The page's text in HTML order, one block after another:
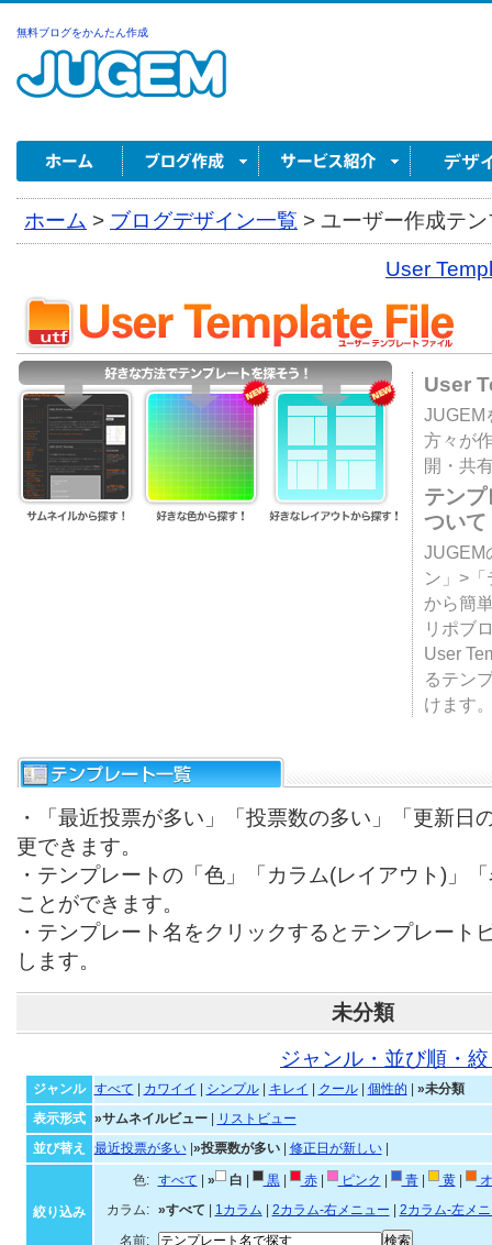
無料ブログをかんたん作成
ホーム > ブログデザイン一覧 > ユーザー作成テ
User
User
JUGEM
方々が
開・共
テン
ついて
JUGEM
ン」>
から簡
リポブ
User
るテン
けます
・「最近投票が多い」「投票数の多い」「更新日
更できます。
・テンプレートの「色」「カラム(レイアウト)」
ことができます。
・テンプレート名をクリックするとテンプレート
します。
未分類
ジャンル・並び順・
ジャンル すべて カワイイ シンプル| キレイ クール| 個性的
»未分類
表示形式
»サムネイルビュー|
リストビュー
並び替え
最近投票が多い| »投票数が多い| 修正日が新しい|
絞り込み
色: すべて » 白 黒| 赤| ピンク 青| 黄|
カラム:
»すべて 1カラム 2カラム-右メニュー
2カラム-左メ
名前: